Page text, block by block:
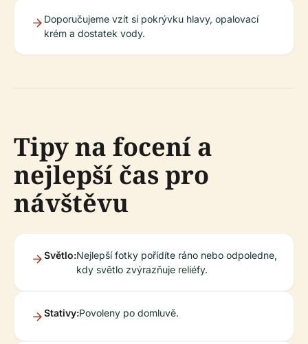
Doporučujeme vzít si pokrývku hlavy, opalovací
krém a dostatek vody.
Tipy na focení a
nejlepší čas pro
návštěvu
Světlo:Nejlepší fotky pořídíte ráno nebo odpoledne,
kdy světlo zvýrazňuje reliéfy.
Stativy:Povoleny po domluvě.